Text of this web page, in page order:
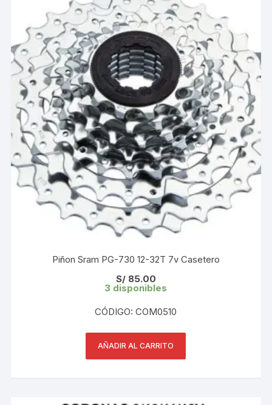
Piñon Sram PG-730 12-32T 7v Casetero
S/85.00
3 disponibles
CÓDIGO: COM0510
AÑADIR AL CARRITO